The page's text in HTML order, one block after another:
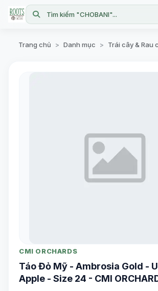
Tìm kiếm "CHOBANI"...
Trang chủ > Danh mục > Trái cây & Rau
CMI ORCHARDS
Táo Đỏ Mỹ - Ambrosia Gold -
Apple - Size 24 - CMI